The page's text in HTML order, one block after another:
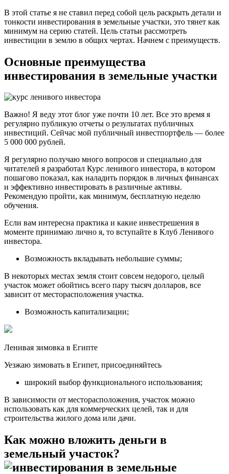
В этой статье я не ставил перед собой цель раскрыть детали и
тонкости инвестирования в земельные участки, это тянет как
минимум на серию статей. Цель статьи рассмотреть
инвестиции в землю в общих чертах. Начнем с преимуществ.
Основные преимущества
инвестирования в земельные участки
Важно! Я веду этот блог уже почти 10 лет. Все это время я
регулярно публикую отчеты о результатах публичных
инвестиций. Сейчас мой публичный инвестпортфель — более
5 000 000 рублей.
Я регулярно получаю много вопросов и специально для
читателей я разработал Курс ленивого инвестора, в котором
пошагово показал, как наладить порядок в личных финансах
и эффективно инвестировать в различные активы.
Рекомендую пройти, как минимум, бесплатную неделю
обучения.
Если вам интересна практика и какие инвестрешения в
моменте принимаю лично я, то вступайте в Клуб Ленивого
инвестора.
Возможность вкладывать небольшие суммы;
В некоторых местах земля стоит совсем недорого, целый
участок может обойтись всего пару тысяч долларов, все
зависит от месторасположения участка.
Возможность капитализации;
Ленивая зимовка в Египте
Уезжаю зимовать в Египет, присоединяйтесь
широкий выбор функционального использования;
В зависимости от месторасположения, участок можно
использовать как для коммерческих целей, так и для
строительства жилого дома или дачи.
Как можно вложить деньги в
земельный участок?